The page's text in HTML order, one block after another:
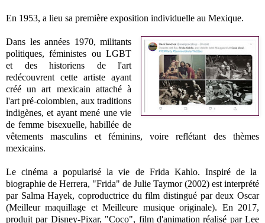
En 1953, a lieu sa première exposition individuelle au Mexique.
Dans les années 1970, militants
politiques, féministes ou LGBT
et des historiens de l'art
redécouvrent cette artiste ayant
créé un art mexicain attaché à
l'art pré-colombien, aux traditions
indigènes, et ayant mené une vie
de femme bisexuelle, habillée de
vêtements masculins et féminins, voire reflétant des thèmes
mexicains.
Le cinéma a popularisé la vie de Frida Kahlo. Inspiré de la
biographie de Herrera, "Frida" de Julie Taymor (2002) est interprété
par Salma Hayek, coproductrice du film distingué par deux Oscar
(Meilleur maquillage et Meilleure musique originale). En 2017,
produit par Disney-Pixar, "Coco", film d'animation réalisé par Lee